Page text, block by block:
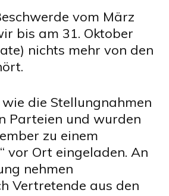
vom März
bis am 31. Oktober
nichts mehr von den
die Stellungnahmen
Parteien und wurden
zu einem
vor Ort eingeladen. An
nehmen
Vertretende aus den